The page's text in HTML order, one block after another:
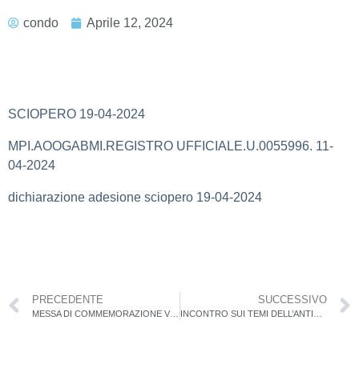
condo Aprile 12, 2024
SCIOPERO 19-04-2024
MPI.AOOGABMI.REGISTRO UFFICIALE.U.0055996. 11-
04-2024
dichiarazione adesione sciopero 19-04-2024
PRECEDENTE SUCCESSIVO